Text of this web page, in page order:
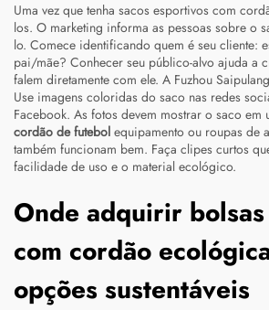
Uma vez que tenha sacos esportivos com
los. O marketing informa as pessoas sobre o
lo. Comece identificando quem é seu cliente:
pai/mãe? Conhecer seu público-alvo ajuda a
falem diretamente com ele. A Fuzhou
Use imagens coloridas do saco nas redes
Facebook. As fotos devem mostrar o saco em
cordão de futebol equipamento ou roupas de
também funcionam bem. Faça clipes curtos
facilidade de uso e o material ecológico.
Onde adquirir
com cordão
opções sustentáveis